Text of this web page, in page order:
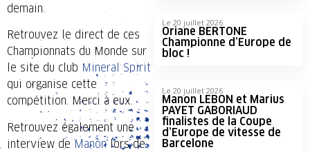
demain.
Retrouvez le direct de ces
Championnats du Monde sur
le site du club Mineral Spirit
qui organise cette
compétition. Merci à eux.
Retrouvez également une
interview de Manonlors de
Le 20 juillet 2026
Oriane BERTONE
Championne d’Europe de
bloc !
Le 20 juillet 2026
Manon LEBON et Marius
PAYET GABORIAUD
finalistes de la Coupe
d’Europe de vitesse de
Barcelone